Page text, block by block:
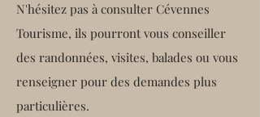
N'hésitez pas à consulter Cévennes
Tourisme, ils pourront vous conseiller
des randonnées, visites, balades ou vous
renseigner pour des demandes plus
particulières.